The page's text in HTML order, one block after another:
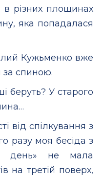
в різних площинах
яка попадалася
Кужьменко вже
спиною.
беруть? У старого
від спілкування з
разу моя бесіда з
день» не мала
на третій поверх,